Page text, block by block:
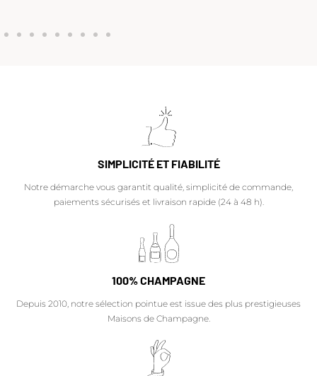
SIMPLICITÉ ET FIABILITÉ
Notre démarche vous garantit qualité, simplicité de commande,
paiements sécurisés et livraison rapide (24 à 48 h).
100% CHAMPAGNE
Depuis 2010, notre sélection pointue est issue des plus prestigieuses
Maisons de Champagne.